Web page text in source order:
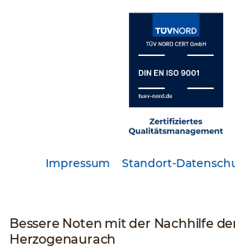
Impressum Standort-
Bessere Noten mit der Nachhilfe
Herzogenaurach